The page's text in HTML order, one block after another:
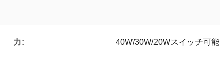
力: 40W/30W/20Wスイッチ可能